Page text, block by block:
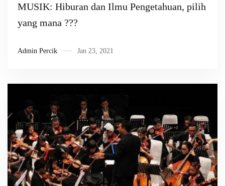
MUSIK: Hiburan dan Ilmu Pengetahuan, pilih
yang mana ???
Admin Percik Jan 23, 2021